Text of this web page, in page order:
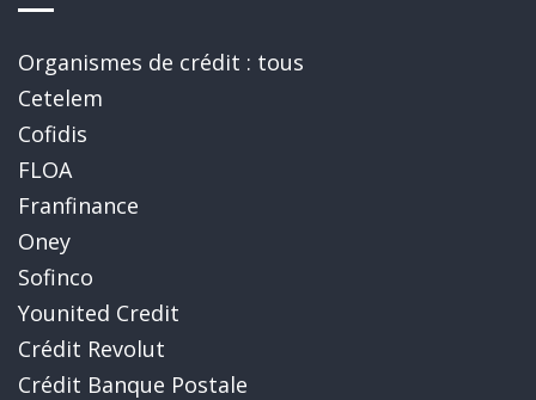
Organismes de crédit : tous
Cetelem
Cofidis
FLOA
Franfinance
Oney
Sofinco
Younited Credit
Crédit Revolut
Crédit Banque Postale